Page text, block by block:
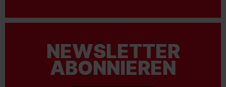
NEWSLETTER
ABONNIEREN